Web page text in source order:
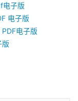
电子版
电子版
电子版
版